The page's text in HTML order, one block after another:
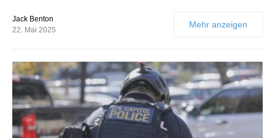
Jack Benton
22. Mai 2025
Mehr anzeigen